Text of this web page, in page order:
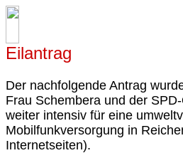
Eilantrag
Der nachfolgende Antrag
Frau Schembera und der
weiter intensiv für eine
Mobilfunkversorgung in
Internetseiten).